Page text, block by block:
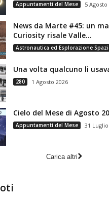
Appuntamenti del Mese 5 Agosto
News da Marte #45: un
Curiosity risale Valle...
Astronautica ed Esplorazione
Una volta qualcuno li
280 1 Agosto 2026
Cielo del Mese di Agosto
Appuntamenti del Mese 31
Carica altri